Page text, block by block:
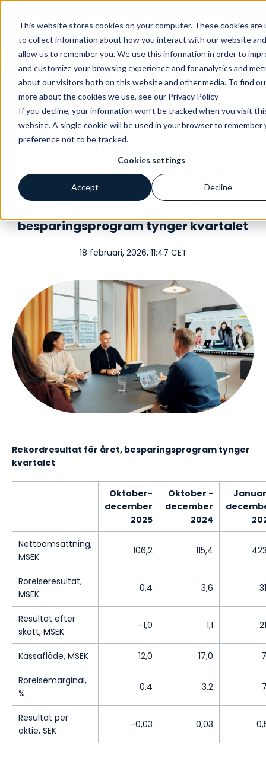
This website stores cookies on your computer. These cookies are
to collect information about how you interact with our website and
allow us to remember you. We use this information in order to
and customize your browsing experience and for analytics and
about our visitors both on this website and other media. To find
more about the cookies we use, see our Privacy Policy
If you decline, your information won’t be tracked when you visit
website. A single cookie will be used in your browser to remember
preference not to be tracked.
Cookies settings
Accept Decline
Avensia AB
Bokslutskommunik
é januari-
december 2025
besparingsprogram tynger kvartalet
18 februari, 2026, 11:47 CET
Rekordresultat för året, besparingsprogram tynger
kvartalet
Oktober-
december
2025
Oktober -
december
2024
Nettoomsättning,
MSEK
106,2 115,4
Rörelseresultat,
MSEK
0,4 3,6
Resultat efter
skatt, MSEK
-1,0 1,1
Kassaflöde, MSEK 12,0 17,0
Rörelsemarginal,
%
0,4 3,2
Resultat per
aktie, SEK
-0,03 0,03